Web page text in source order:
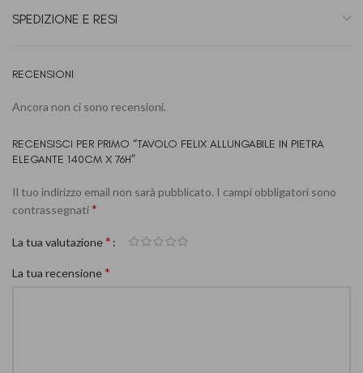
SPEDIZIONE E RESI
RECENSIONI
Ancora non ci sono recensioni.
RECENSISCI PER PRIMO “TAVOLO FELIX ALLUNGABILE IN PIETRA
ELEGANTE 140CM X 76H”
Il tuo indirizzo email non sarà pubblicato. I campi obbligatori sono
contrassegnati*
La tua valutazione*
La tua recensione*